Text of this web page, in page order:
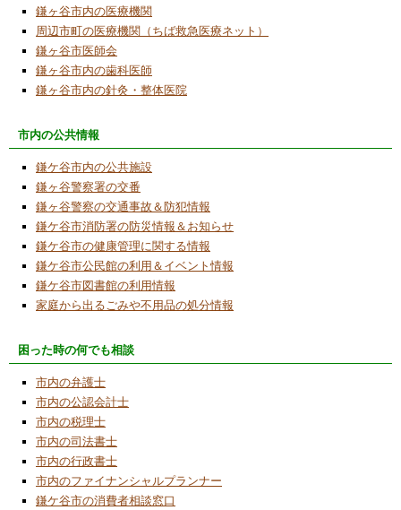
2025/6/3
令和７年度「ロボット工作教室」受講希望者
募集中
2025/6/3
７年度事業活動計画」について更新致しまし
た。
2025/6/1
泊食分離
2024/12/4
市立五本松小学校５年生向けのプログラム学
習体験講座を開催
2024/9/21
ップ」で電気の仕組みを知ろうのイベントで
2024/6/4
タミヤ製カムプログラムロボットを改造する
講座を開催しました
2024/3/17
PCを使わずロボットを動かす体験講座を開催
鎌ヶ谷市内の医療機関
周辺市町の医療機関（ちば救急医療ネット）
鎌ヶ谷市医師会
鎌ヶ谷市内の歯科医師
鎌ヶ谷市内の針灸・整体医院
市内の公共情報
鎌ケ谷市内の公共施設
鎌ヶ谷警察署の交番
鎌ヶ谷警察の交通事故＆防犯情報
鎌ケ谷市消防署の防災情報＆お知らせ
鎌ケ谷市の健康管理に関する情報
鎌ケ谷市公民館の利用＆イベント情報
鎌ケ谷市図書館の利用情報
家庭から出るごみや不用品の処分情報
困った時の何でも相談
市内の弁護士
市内の公認会計士
市内の税理士
市内の司法書士
市内の行政書士
市内のファイナンシャルプランナー
鎌ケ谷市の消費者相談窓口